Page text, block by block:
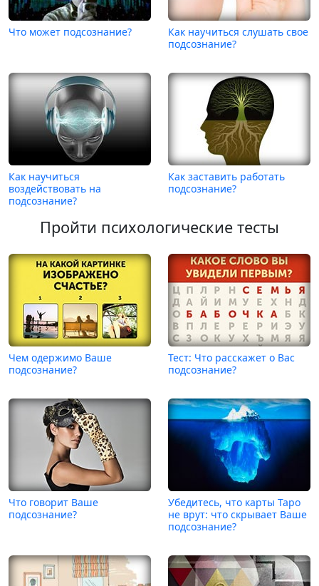
Что может подсознание?
Как научиться слушать свое
подсознание?
Как научиться
воздействовать на
подсознание?
Как заставить работать
подсознание?
Пройти психологические тесты
Чем одержимо Ваше
подсознание?
Тест: Что расскажет о Вас
подсознание?
Что говорит Ваше
подсознание?
Убедитесь, что карты Таро
не врут: что скрывает Ваше
подсознание?